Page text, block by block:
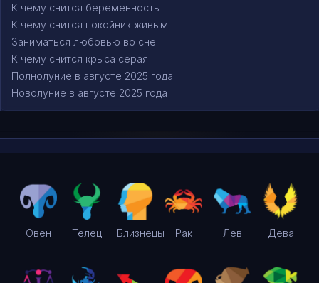
К чему снится беременность
К чему снится покойник живым
Заниматься любовью во сне
К чему снится крыса серая
Полнолуние в августе 2025 года
Новолуние в августе 2025 года
Овен Телец Близнецы Рак Лев Дева